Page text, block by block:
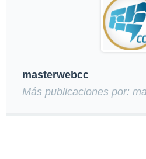
masterwebcc
Más publicaciones por: